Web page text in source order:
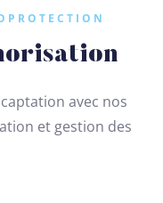
avec nos
et gestion des